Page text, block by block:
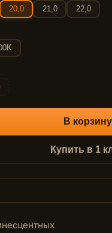
20,0 21,0 22,0
В корзину
Купить в 1